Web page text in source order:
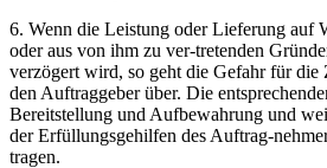
6. Wenn die Leistung oder Lieferung auf
oder aus von ihm zu ver-tretenden
verzögert wird, so geht die Gefahr für die
den Auftraggeber über. Die
Bereitstellung und Aufbewahrung und
der Erfüllungsgehilfen des Auftrag-
tragen.